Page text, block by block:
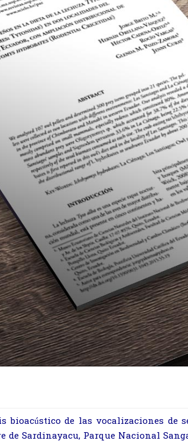
bioacústico de las vocalizaciones de
de Sardinayacu, Parque Nacional